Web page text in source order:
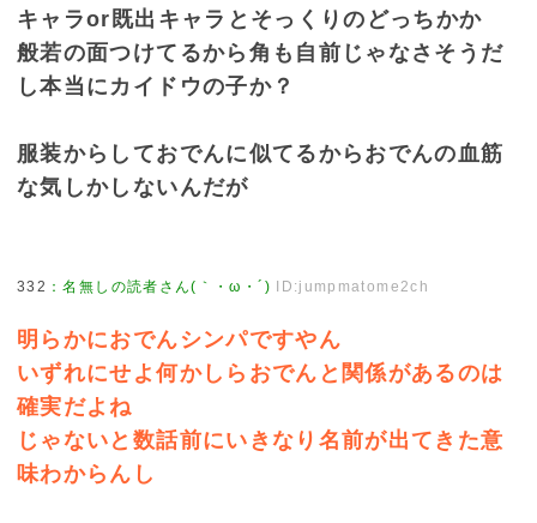
キャラor既出キャラとそっくりのどっちかか
般若の面つけてるから角も自前じゃなさそうだ
し本当にカイドウの子か？
服装からしておでんに似てるからおでんの血筋
な気しかしないんだが
332 ：名無しの読者さん(｀・ω・´) ID:jumpmatome2ch
明らかにおでんシンパですやん
いずれにせよ何かしらおでんと関係があるのは
確実だよね
じゃないと数話前にいきなり名前が出てきた意
味わからんし